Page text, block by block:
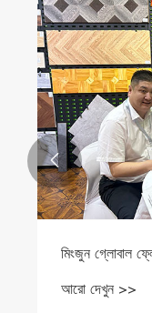
Shandong
আন্তর্জাতিক
তৈরি করেছে
আরো দেখুন >>
